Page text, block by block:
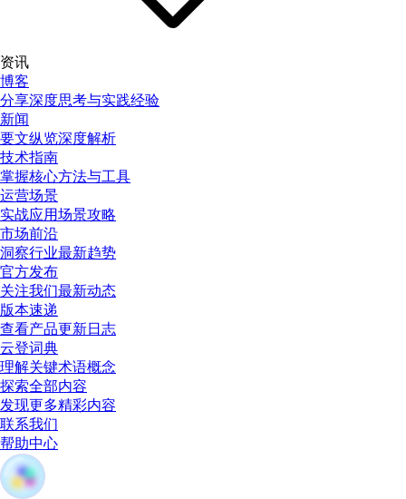
资讯
博客
分享深度思考与实践经验
新闻
要文纵览深度解析
技术指南
掌握核心方法与工具
运营场景
实战应用场景攻略
市场前沿
洞察行业最新趋势
官方发布
关注我们最新动态
版本速递
查看产品更新日志
云登词典
理解关键术语概念
探索全部内容
发现更多精彩内容
联系我们
帮助中心